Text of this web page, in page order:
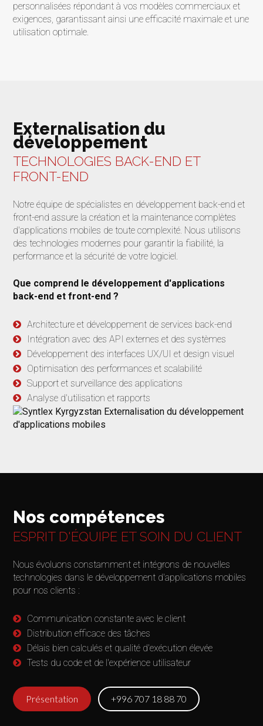
personnalisées répondant à vos modèles commerciaux et
exigences, garantissant ainsi une efficacité maximale et une
utilisation optimale.
Externalisation du
développement
TECHNOLOGIES BACK-END ET
FRONT-END
Notre équipe de spécialistes en développement back-end et
front-end assure la création et la maintenance complètes
d'applications mobiles de toute complexité. Nous utilisons
des technologies modernes pour garantir la fiabilité, la
performance et la sécurité de votre logiciel.
Que comprend le développement d'applications
back-end et front-end ?
Architecture et développement de services back-end
Intégration avec des API externes et des systèmes
Développement des interfaces UX/UI et design visuel
Optimisation des performances et scalabilité
Support et surveillance des applications
Analyse d'utilisation et rapports
Nos compétences
ESPRIT D'ÉQUIPE ET SOIN DU CLIENT
Nous évoluons constamment et intégrons de nouvelles
technologies dans le développement d'applications mobiles
pour nos clients :
Communication constante avec le client
Distribution efficace des tâches
Délais bien calculés et qualité d'exécution élevée
Tests du code et de l'expérience utilisateur
Présentation +996 707 18 88 70